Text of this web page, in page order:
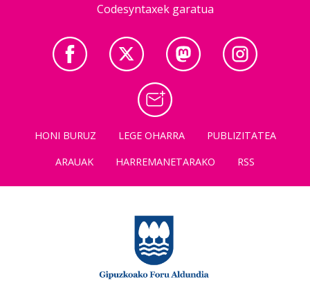
Codesyntaxek garatua
HONI BURUZ LEGE OHARRA
PUBLIZITATEA
ARAUAK
HARREMANETARAKO RSS